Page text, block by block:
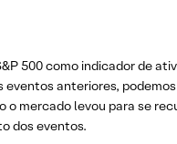
500 como indicador de
eventos anteriores,
o mercado levou para se
dos eventos.